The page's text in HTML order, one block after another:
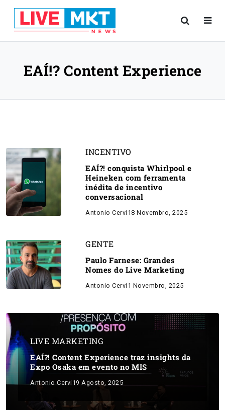
EAÍ!? Content Experience
INCENTIVO
EAÍ?! conquista Whirlpool e
Heineken com ferramenta
inédita de incentivo
conversacional
Antonio Cervi 18 Novembro, 2025
GENTE
Paulo Farnese: Grandes
Nomes do Live Marketing
Antonio Cervi 1 Novembro, 2025
LIVE MARKETING
EAÍ?! Content Experience traz insights da
Expo Osaka em evento no MIS
Antonio Cervi 19 Agosto, 2025